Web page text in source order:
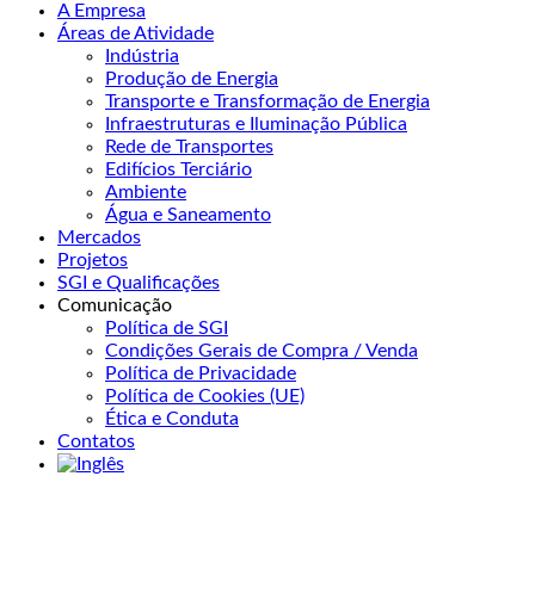
A Empresa
Áreas de Atividade
Indústria
Produção de Energia
Transporte e Transformação de Energia
Infraestruturas e Iluminação Pública
Rede de Transportes
Edifícios Terciário
Ambiente
Água e Saneamento
Mercados
Projetos
SGI e Qualificações
Comunicação
Política de SGI
Condições Gerais de Compra / Venda
Política de Privacidade
Política de Cookies (UE)
Ética e Conduta
Contatos